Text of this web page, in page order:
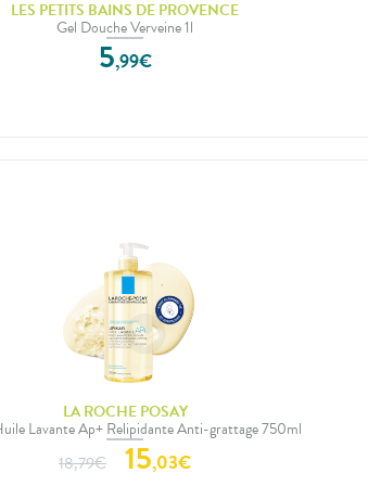
LES PETITS BAINS DE PROVENCE
Gel Douche Verveine 1l
5,99€
LA ROCHE POSAY
Lavante Ap+ Relipidante Anti-grattage 750ml
18,79€ 15,03€